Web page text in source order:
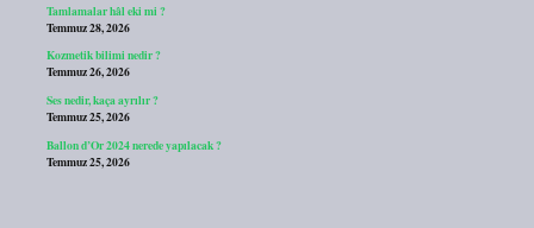
Tamlamalar hâl eki mi ?
Temmuz 28, 2026
Kozmetik bilimi nedir ?
Temmuz 26, 2026
Ses nedir, kaça ayrılır ?
Temmuz 25, 2026
Ballon d’Or 2024 nerede yapılacak ?
Temmuz 25, 2026